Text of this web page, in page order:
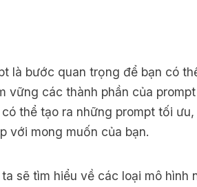
là bước quan trọng để bạn có
vững các thành phần của
thể tạo ra những prompt tối
với mong muốn của bạn.
sẽ tìm hiểu về các loại mô hình